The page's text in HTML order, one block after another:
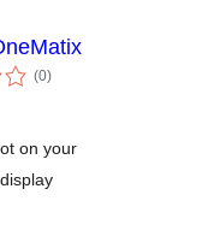
(0укупних
оцена
)
on your